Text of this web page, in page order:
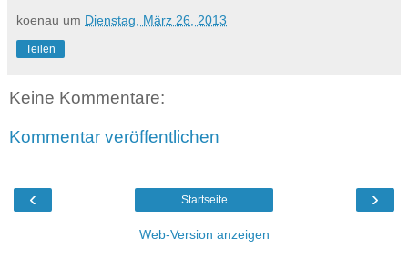
koenau um Dienstag, März 26, 2013
Teilen
Keine Kommentare:
Kommentar veröffentlichen
‹ ›
Startseite
Web-Version anzeigen